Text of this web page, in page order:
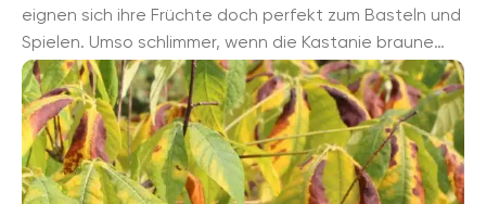
eignen sich ihre Früchte doch perfekt zum Basteln und
Spielen. Umso schlimmer, wenn die Kastanie braune
Blätter bekommt. Woran kann ...